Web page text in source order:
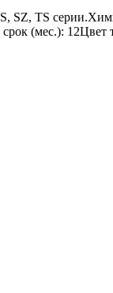
SZ, TS
(мес.): 12Цвет